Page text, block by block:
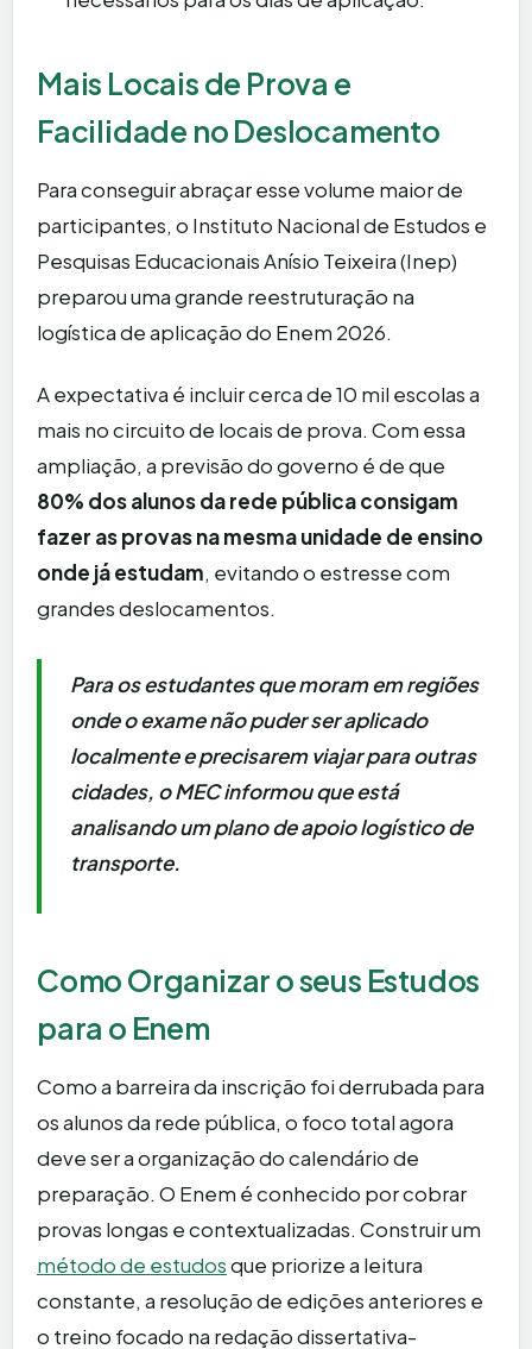
Mais Locais de Prova e
Facilidade no Deslocamento
Para conseguir abraçar esse volume maior de
participantes, o Instituto Nacional de Estudos e
Pesquisas Educacionais Anísio Teixeira (Inep)
preparou uma grande reestruturação na
logística de aplicação do Enem 2026.
A expectativa é incluir cerca de 10 mil escolas a
mais no circuito de locais de prova. Com essa
ampliação, a previsão do governo é de que
80% dos alunos da rede pública consigam
fazer as provas na mesma unidade de ensino
onde já estudam, evitando o estresse com
grandes deslocamentos.
Para os estudantes que moram em regiões
onde o exame não puder ser aplicado
localmente e precisarem viajar para outras
cidades, o MEC informou que está
analisando um plano de apoio logístico de
transporte.
Como Organizar o seus Estudos
para o Enem
Como a barreira da inscrição foi derrubada para
os alunos da rede pública, o foco total agora
deve ser a organização do calendário de
preparação. O Enem é conhecido por cobrar
provas longas e contextualizadas. Construir um
método de estudosque priorize a leitura
constante, a resolução de edições anteriores e
o treino focado na redação dissertativa-